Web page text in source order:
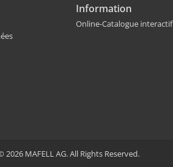
Information
Online-Catalogue interactif
2026 MAFELL AG. All Rights Reserved.